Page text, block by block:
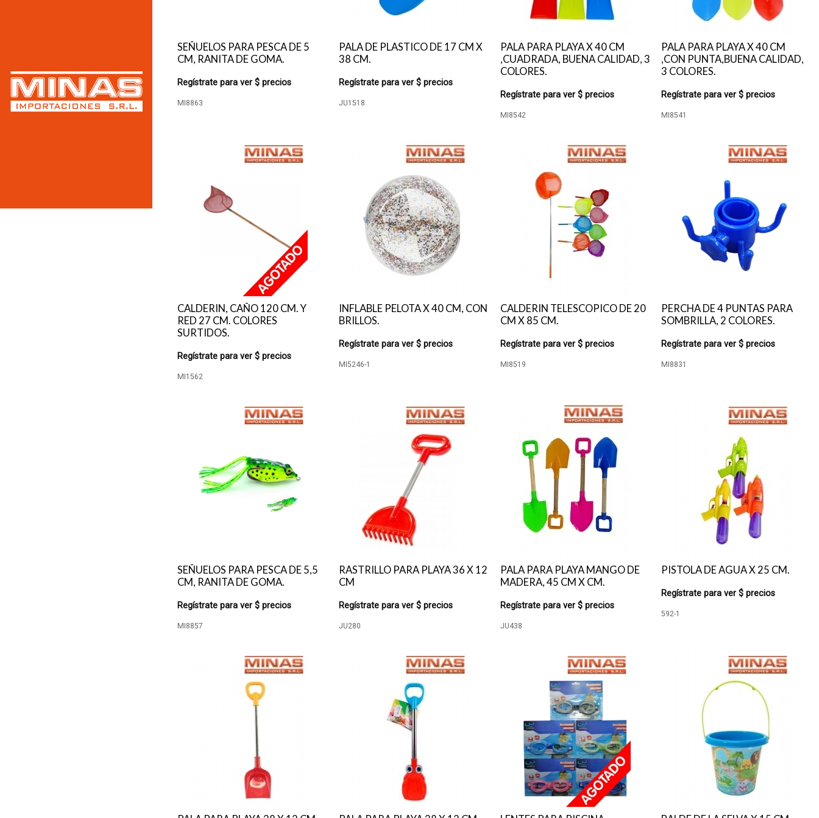
SEÑUELOS PARA PESCA DE 5
CM, RANITA DE GOMA.
Regístrate para ver $ precios
MI8863
PALA DE PLASTICO DE 17 CM X
38 CM.
Regístrate para ver $ precios
JU1518
PALA PARA PLAYA X 40 CM
,CUADRADA, BUENA CALIDAD, 3
COLORES.
Regístrate para ver $ precios
MI8542
PALA PARA PLAYA X 40 CM
,CON PUNTA,BUENA CALIDAD,
3 COLORES.
Regístrate para ver $ precios
MI8541
CALDERIN, CAÑO 120 CM. Y
RED 27 CM. COLORES
SURTIDOS.
Regístrate para ver $ precios
MI1562
INFLABLE PELOTA X 40 CM, CON
BRILLOS.
Regístrate para ver $ precios
MI5246-1
CALDERIN TELESCOPICO DE 20
CM X 85 CM.
Regístrate para ver $ precios
MI8519
PERCHA DE 4 PUNTAS PARA
SOMBRILLA, 2 COLORES.
Regístrate para ver $ precios
MI8831
SEÑUELOS PARA PESCA DE 5,5
CM, RANITA DE GOMA.
Regístrate para ver $ precios
MI8857
RASTRILLO PARA PLAYA 36 X 12
CM
Regístrate para ver $ precios
JU280
PALA PARA PLAYA MANGO DE
MADERA, 45 CM X CM.
Regístrate para ver $ precios
JU438
PISTOLA DE AGUA X 25 CM.
Regístrate para ver $ precios
592-1